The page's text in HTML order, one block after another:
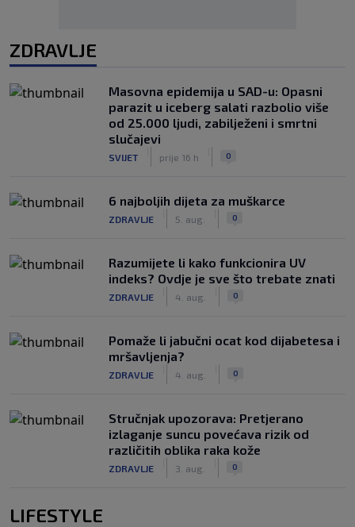
ZDRAVLJE
Masovna epidemija u SAD-u: Opasni
parazit u iceberg salati razbolio više
od 25.000 ljudi, zabilježeni i smrtni
slučajevi
SVIJET prije 16 h 0
6 najboljih dijeta za muškarce
ZDRAVLJE 5. aug. 0
Razumijete li kako funkcionira UV
indeks? Ovdje je sve što trebate znati
ZDRAVLJE 4. aug. 0
Pomaže li jabučni ocat kod dijabetesa i
mršavljenja?
ZDRAVLJE 4. aug. 0
Stručnjak upozorava: Pretjerano
izlaganje suncu povećava rizik od
različitih oblika raka kože
ZDRAVLJE 3. aug. 0
LIFESTYLE